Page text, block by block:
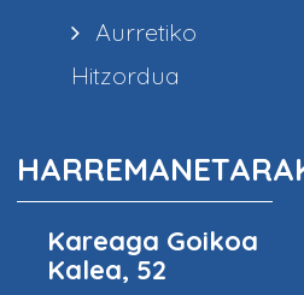
Aurretiko
Hitzordua
Kareaga Goikoa
Kalea, 52